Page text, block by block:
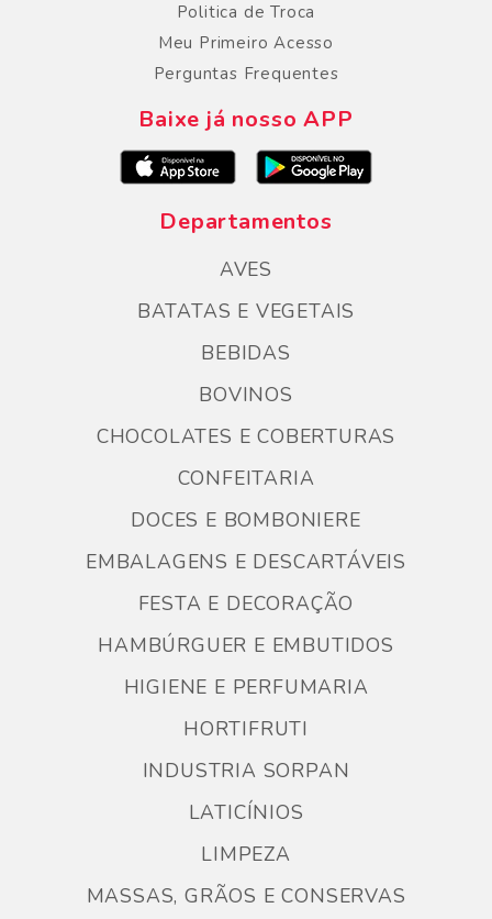
Politica de Troca
Meu Primeiro Acesso
Perguntas Frequentes
Baixe já nosso APP
Departamentos
AVES
BATATAS E VEGETAIS
BEBIDAS
BOVINOS
CHOCOLATES E COBERTURAS
CONFEITARIA
DOCES E BOMBONIERE
EMBALAGENS E DESCARTÁVEIS
FESTA E DECORAÇÃO
HAMBÚRGUER E EMBUTIDOS
HIGIENE E PERFUMARIA
HORTIFRUTI
INDUSTRIA SORPAN
LATICÍNIOS
LIMPEZA
MASSAS, GRÃOS E CONSERVAS